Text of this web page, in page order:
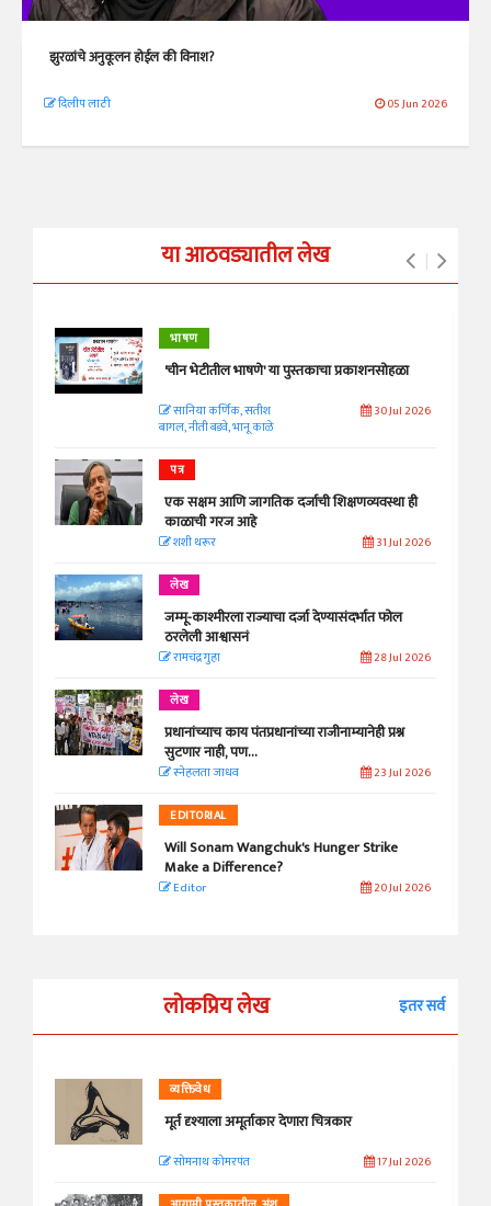
झुरळांचे अनुकूलन होईल की विनाश?
दिलीप लाठी 05 Jun 2026
या आठवड्यातील लेख
भाषण
'चीन भेटीतील भाषणे' या पुस्तकाचा प्रकाशनसोहळा
सानिया कर्णिक, सतीश
बागल, नीती बडवे, भानू काळे
30 Jul 2026
पत्र
एक सक्षम आणि जागतिक दर्जाची शिक्षणव्यवस्था ही
काळाची गरज आहे
शशी थरूर 31 Jul 2026
लेख
जम्मू-काश्मीरला राज्याचा दर्जा देण्यासंदर्भात फोल
ठरलेली आश्वासनं
रामचंद्र गुहा 28 Jul 2026
लेख
प्रधानांच्याच काय पंतप्रधानांच्या राजीनाम्यानेही प्रश्न
सुटणार नाही, पण...
स्नेहलता जाधव 23 Jul 2026
EDITORIAL
Will Sonam Wangchuk's Hunger Strike
Make a Difference?
Editor 20 Jul 2026
लोकप्रिय लेख इतर सर्व
व्यक्तिवेध
मूर्त दृश्याला अमूर्ताकार देणारा चित्रकार
सोमनाथ कोमरपंत 17 Jul 2026